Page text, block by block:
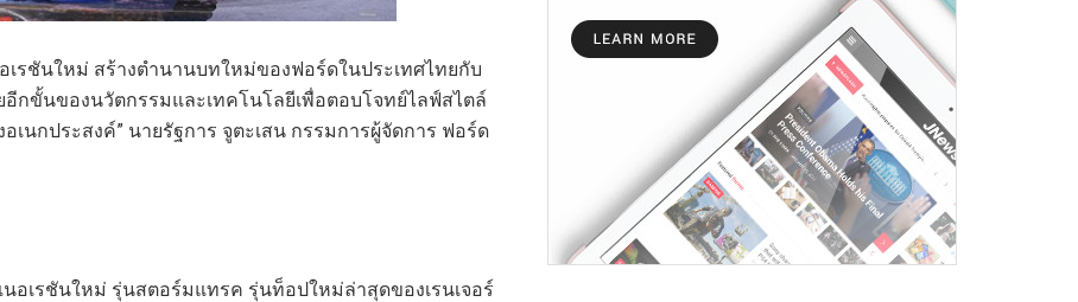
เรชันใหม่ สร้างตำนานบทใหม่ของฟอร์ดในประเทศไทยกับ
กขั้นของนวัตกรรมและเทคโนโลยีเพื่อตอบโจทย์ไลฟ์สไตล์
นกประสงค์” นายรัฐการ จูตะเสน กรรมการผู้จัดการ ฟอร์ด
นอเรชันใหม่ รุ่นสตอร์มแทรค รุ่นท็อปใหม่ล่าสุดของเรนเจอร์